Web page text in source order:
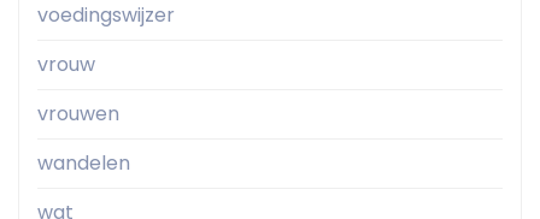
voedingswijzer
vrouw
vrouwen
wandelen
wat